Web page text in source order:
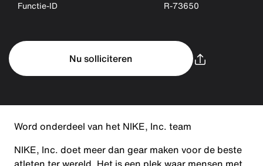
Functie-ID R-73650
Nu solliciteren
Word onderdeel van het NIKE, Inc. team
NIKE, Inc. doet meer dan gear maken voor de beste